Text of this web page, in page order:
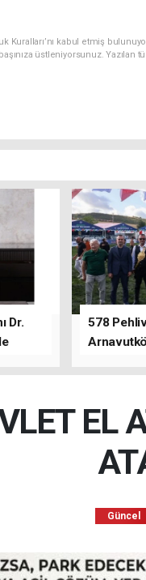
Kuralları’nı kabul etmiş
üstleniyorsunuz.
Dr.
578
EL
Güncel